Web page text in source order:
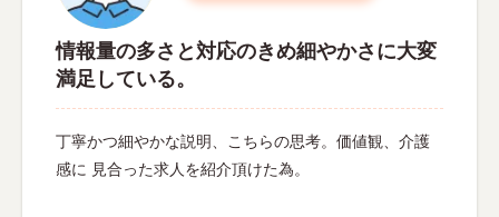
情報量の多さと対応のきめ細やかさに大変
満足している。
丁寧かつ細やかな説明、こちらの思考。価値観、介護
感に 見合った求人を紹介頂けた為。